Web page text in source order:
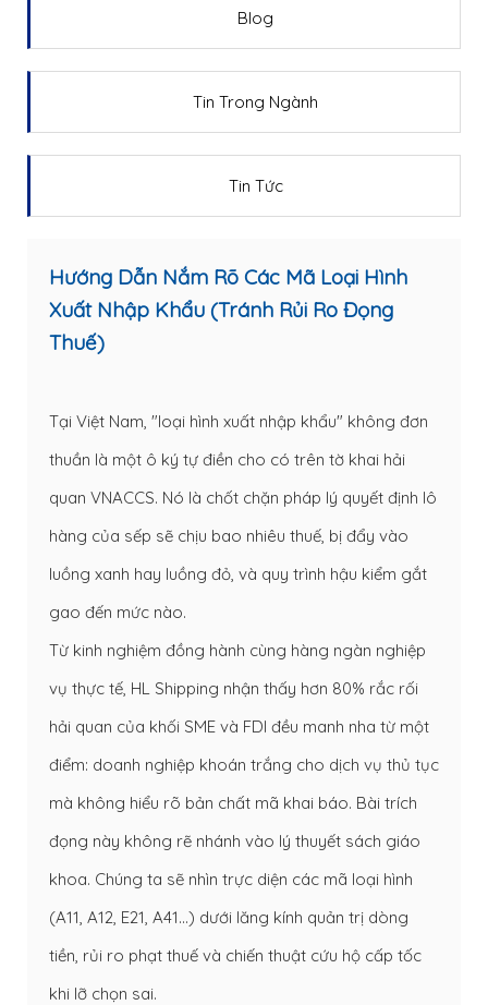
Blog
Tin Trong Ngành
Tin Tức
Hướng Dẫn Nắm Rõ Các Mã Loại Hình
Xuất Nhập Khẩu (Tránh Rủi Ro Đọng
Thuế)
Tại Việt Nam, "loại hình xuất nhập khẩu" không đơn
thuần là một ô ký tự điền cho có trên tờ khai hải
quan VNACCS. Nó là chốt chặn pháp lý quyết định lô
hàng của sếp sẽ chịu bao nhiêu thuế, bị đẩy vào
luồng xanh hay luồng đỏ, và quy trình hậu kiểm gắt
gao đến mức nào.
Từ kinh nghiệm đồng hành cùng hàng ngàn nghiệp
vụ thực tế, HL Shipping nhận thấy hơn 80% rắc rối
hải quan của khối SME và FDI đều manh nha từ một
điểm: doanh nghiệp khoán trắng cho dịch vụ thủ tục
mà không hiểu rõ bản chất mã khai báo. Bài trích
đọng này không rẽ nhánh vào lý thuyết sách giáo
khoa. Chúng ta sẽ nhìn trực diện các mã loại hình
(A11, A12, E21, A41…) dưới lăng kính quản trị dòng
tiền, rủi ro phạt thuế và chiến thuật cứu hộ cấp tốc
khi lỡ chọn sai.